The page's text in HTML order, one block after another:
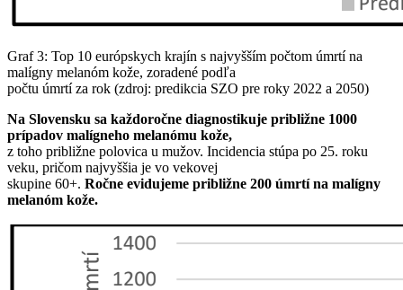
Graf 3: Top 10 európskych krajín s najvyšším počtom úmrtí na
malígny melanóm kože, zoradené podľa
počtu úmrtí za rok (zdroj: predikcia SZO pre roky 2022 a 2050)
Na Slovensku sa každoročne diagnostikuje približne 1000
prípadov malígneho melanómu kože,
z toho približne polovica u mužov. Incidencia stúpa po 25. roku
veku, pričom najvyššia je vo vekovej
skupine 60+. Ročne evidujeme približne 200 úmrtí na malígny
melanóm kože.